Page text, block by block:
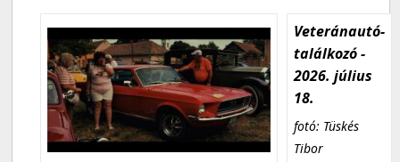
Veteránautó-
találkozó -
2026. július
18.
fotó: Tüskés
Tibor